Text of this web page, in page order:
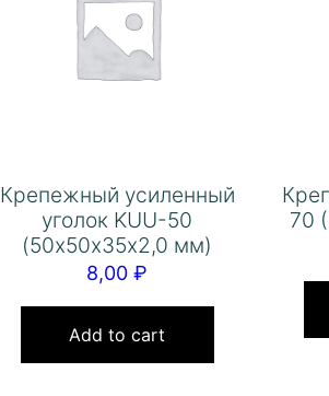
Крепежный усиленный
уголок KUU-50
(50х50х35х2,0 мм)
8,00₽
Add to cart
70